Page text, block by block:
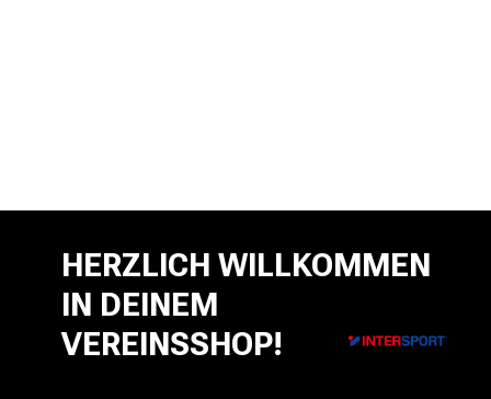
HERZLICH WILLKOMMEN
IN DEINEM
VEREINSSHOP!